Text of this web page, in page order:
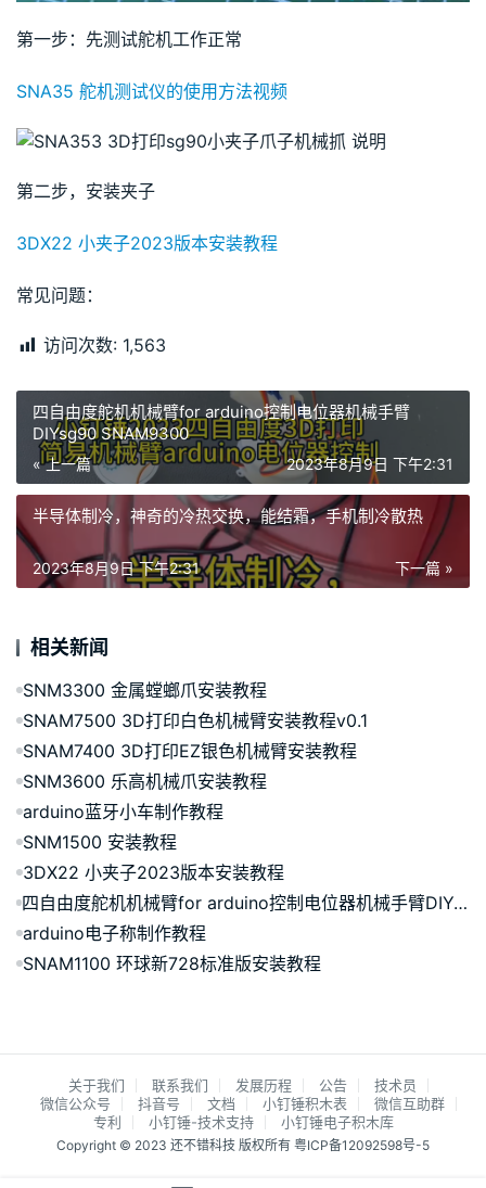
第一步：先测试舵机工作正常
SNA35 舵机测试仪的使用方法视频
第二步，安装夹子
3DX22 小夹子2023版本安装教程
常见问题：
访问次数: 1,563
四自由度舵机机械臂for arduino控制电位器机械手臂
DIYsg90 SNAM9300
« 上一篇 2023年8月9日 下午2:31
半导体制冷，神奇的冷热交换，能结霜，手机制冷散热
下一篇 »
2023年8月9日 下午2:31
相关新闻
SNM3300 金属螳螂爪安装教程
SNAM7500 3D打印白色机械臂安装教程v0.1
SNAM7400 3D打印EZ银色机械臂安装教程
SNM3600 乐高机械爪安装教程
arduino蓝牙小车制作教程
SNM1500 安装教程
3DX22 小夹子2023版本安装教程
四自由度舵机机械臂for arduino控制电位器机械手臂DIYsg90 SNAM9300
arduino电子称制作教程
SNAM1100 环球新728标准版安装教程
关于我们 联系我们 发展历程 公告
技术员
微信公众号
抖音号 文档 小钉锤积木表
微信互助群
专利
小钉锤-技术支持 小钉锤电子积木库
Copyright © 2023 还不错科技 版权所有 粤ICP备12092598号-5